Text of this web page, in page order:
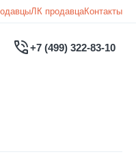
ЛК продавцаКонтакты
+7 (499) 322-83-10